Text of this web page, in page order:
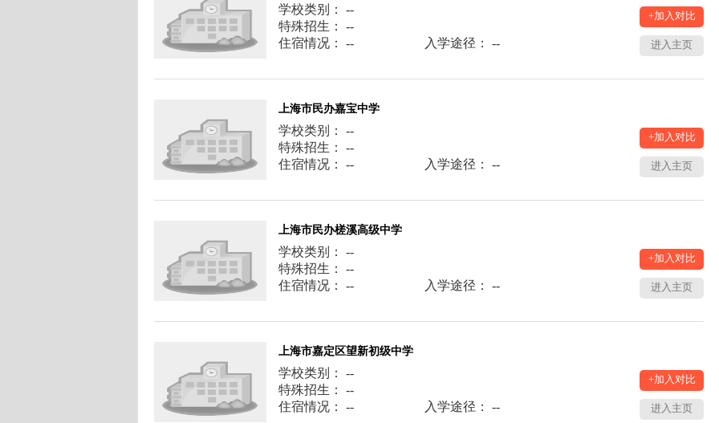
学校类别： --
特殊招生： --
住宿情况： --
入学途径： --
+加入对比
进入主页
上海市民办嘉宝中学
学校类别： --
特殊招生： --
住宿情况： --
入学途径： --
+加入对比
进入主页
上海市民办槎溪高级中学
学校类别： --
特殊招生： --
住宿情况： --
入学途径： --
+加入对比
进入主页
上海市嘉定区望新初级中学
学校类别： --
特殊招生： --
住宿情况： --
入学途径： --
+加入对比
进入主页